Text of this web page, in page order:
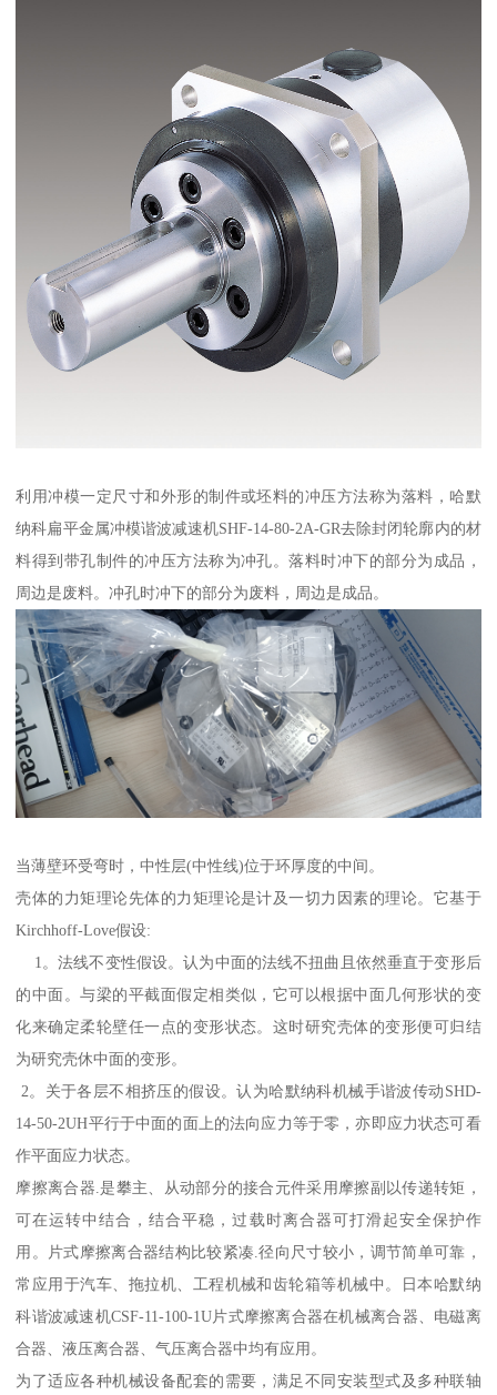
利用冲模一定尺寸和外形的制件或坯料的冲压方法称为落料，哈默
纳科扁平金属冲模谐波减速机SHF-14-80-2A-GR去除封闭轮廓内的材
料得到带孔制件的冲压方法称为冲孔。落料时冲下的部分为成品，
周边是废料。冲孔时冲下的部分为废料，周边是成品。
当薄壁环受弯时，中性层(中性线)位于环厚度的中间。
壳体的力矩理论先体的力矩理论是计及一切力因素的理论。它基于
Kirchhoff-Love假设:
1。法线不变性假设。认为中面的法线不扭曲且依然垂直于变形后
的中面。与梁的平截面假定相类似，它可以根据中面几何形状的变
化来确定柔轮壁任一点的变形状态。这时研究壳体的变形便可归结
为研究壳休中面的变形。
2。关于各层不相挤压的假设。认为哈默纳科机械手谐波传动SHD-
14-50-2UH平行于中面的面上的法向应力等于零，亦即应力状态可看
作平面应力状态。
摩擦离合器.是攀主、从动部分的接合元件采用摩擦副以传递转矩，
可在运转中结合，结合平稳，过载时离合器可打滑起安全保护作
用。片式摩擦离合器结构比较紧凑.径向尺寸较小，调节简单可靠，
常应用于汽车、拖拉机、工程机械和齿轮箱等机械中。日本哈默纳
科谐波减速机CSF-11-100-1U片式摩擦离合器在机械离合器、电磁离
合器、液压离合器、气压离合器中均有应用。
为了适应各种机械设备配套的需要，满足不同安装型式及多种联轴